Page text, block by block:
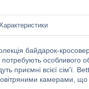
байдарок-
потребують особливого
приємні всієї сім'ї.
камерами, що